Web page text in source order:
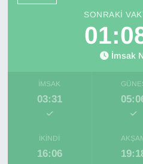
SONRAKI
İmsak
İMSAK
03:31
İKINDI
16:06